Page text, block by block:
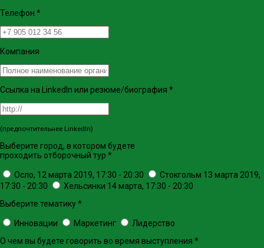
Телефон *
Компания
Ссылка на LinkedIn или резюме/биография *
(предпочтительнее LinkedIn)
Выберите город, в котором будете
проходить отборочный тур *
Осло, 12 марта 2019, 17:30 - 20:30
Стокгольм 13 марта 2019,
17:30 - 20:30
Хельсинки 14 марта, 17:30 - 20:30
Выберите тематику*
Инновации Маркетинг
Лидерство
О чем вы будете говорить во время выступления *